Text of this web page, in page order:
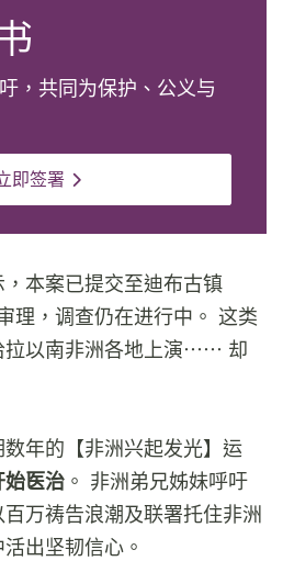
，共同为保护、公义与
即签署
本案已提交至迪布古镇
理，调查仍在进行中。 这类
拉以南非洲各地上演⋯⋯ 却
年的【非洲兴起发光】运
医治 。 非洲弟兄姊妹呼吁
万祷告浪潮及联署托住非洲
出坚韧信心。